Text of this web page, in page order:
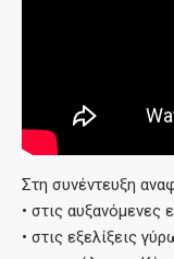
Στη συνέντευξη
• στις αυξανόμενες
• στις εξελίξεις